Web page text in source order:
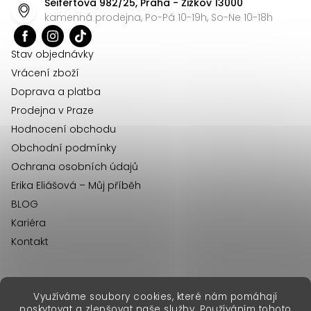
Využíváme soubory cookies, které nám pomáhají
kamenná prodejna, Po-Pá 10-19h, So-Ne 10-18h
Stav objednávky
Vrácení zboží
Doprava a platba
Prodejna v Praze
Hodnocení obchodu
Obchodní podmínky
Ochrana osobních údajů
Erika Eliášová – Můj příběh
BLOG
Kariéra
Kontakt
erikafashion.sk